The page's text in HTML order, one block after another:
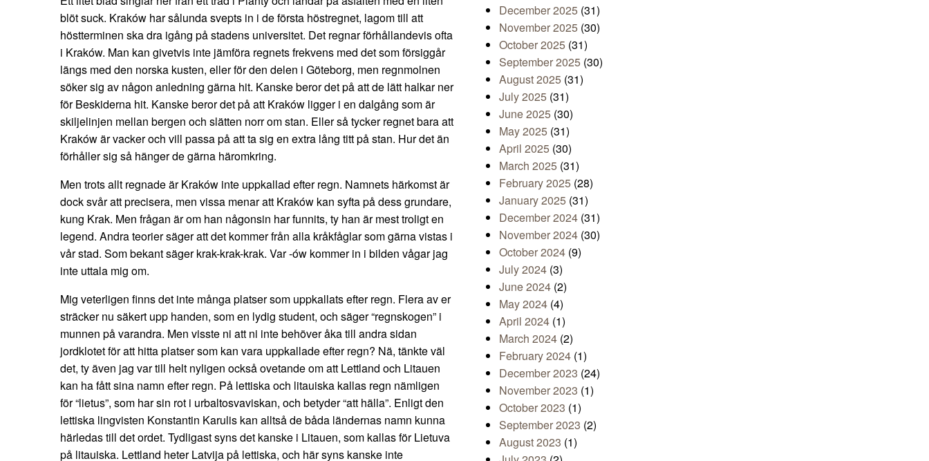
blöt suck. Kraków har sålunda svepts in i de första höstregnet, lagom till att
höstterminen ska dra igång på stadens universitet. Det regnar förhållandevis ofta
i Kraków. Man kan givetvis inte jämföra regnets frekvens med det som försiggår
längs med den norska kusten, eller för den delen i Göteborg, men regnmolnen
söker sig av någon anledning gärna hit. Kanske beror det på att de lätt halkar ner
för Beskiderna hit. Kanske beror det på att Kraków ligger i en dalgång som är
skiljelinjen mellan bergen och slätten norr om stan. Eller så tycker regnet bara att
Kraków är vacker och vill passa på att ta sig en extra lång titt på stan. Hur det än
förhåller sig så hänger de gärna häromkring.
Men trots allt regnade är Kraków inte uppkallad efter regn. Namnets härkomst är
dock svår att precisera, men vissa menar att Kraków kan syfta på dess grundare,
kung Krak. Men frågan är om han någonsin har funnits, ty han är mest troligt en
legend. Andra teorier säger att det kommer från alla kråkfåglar som gärna vistas i
vår stad. Som bekant säger krak-krak-krak. Var -ów kommer in i bilden vågar jag
inte uttala mig om.
Mig veterligen finns det inte många platser som uppkallats efter regn. Flera av er
sträcker nu säkert upp handen, som en lydig student, och säger “regnskogen” i
munnen på varandra. Men visste ni att ni inte behöver åka till andra sidan
jordklotet för att hitta platser som kan vara uppkallade efter regn? Nä, tänkte väl
det, ty även jag var till helt nyligen också ovetande om att Lettland och Litauen
kan ha fått sina namn efter regn. På lettiska och litauiska kallas regn nämligen
för “lietus”, som har sin rot i urbaltosvaviskan, och betyder “att hälla”. Enligt den
lettiska lingvisten Konstantin Karulis kan alltså de båda ländernas namn kunna
härledas till det ordet. Tydligast syns det kanske i Litauen, som kallas för Lietuva
på litauiska. Lettland heter Latvija på lettiska, och här syns kanske inte
December 2025 (31)
November 2025 (30)
October 2025 (31)
September 2025 (30)
August 2025 (31)
July 2025 (31)
June 2025 (30)
May 2025 (31)
April 2025 (30)
March 2025 (31)
February 2025 (28)
January 2025 (31)
December 2024 (31)
November 2024 (30)
October 2024 (9)
July 2024 (3)
June 2024 (2)
May 2024 (4)
April 2024 (1)
March 2024 (2)
February 2024 (1)
December 2023 (24)
November 2023 (1)
October 2023 (1)
September 2023 (2)
August 2023 (1)